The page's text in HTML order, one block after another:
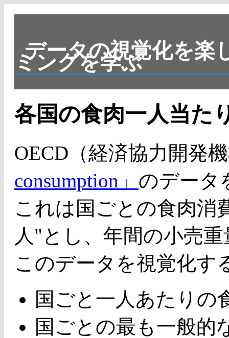
データの視覚化を楽
ミングを学ぶ
各国の食肉一人当た
OECD（経済協力開発
consumption」 のデータ
これは国ごとの食肉消
人"とし、年間の小売
このデータを視覚化す
国ごと一人あたりの
国ごとの最も一般的